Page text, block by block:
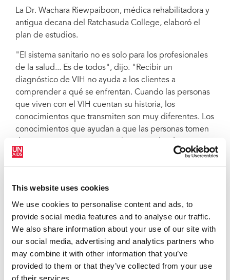
This website uses cookies
We use cookies to personalise content and ads, to
provide social media features and to analyse our traffic.
We also share information about your use of our site with
our social media, advertising and analytics partners who
may combine it with other information that you’ve
provided to them or that they’ve collected from your use
of their services.
La Dr. Wachara Riewpaiboon, médica rehabilitadora y
antigua decana del Ratchasuda College, elaboró el
plan de estudios.
"El sistema sanitario no es solo para los profesionales
de la salud... Es de todos", dijo. "Recibir un
diagnóstico de VIH no ayuda a los clientes a
comprender a qué se enfrentan. Cuando las personas
que viven con el VIH cuentan su historia, los
conocimientos que transmiten son muy diferentes. Los
conocimientos que ayudan a que las personas tomen
iguales, no de los médicos."
de la psicología y de nuestra interacción con el
entorno social: cómo ve el público a las personas que
viven con el VIH y cómo ellas se perciben a sí
mismas", añadió la Dr. Riewpaiboon. "Es muy
importante ayudar a la gente a ver el lado positivo de
su experiencia".